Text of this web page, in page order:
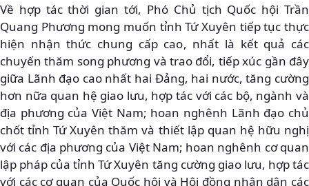
Về hợp tác thời gian tới, Phó Chủ tịch Quốc hội Trần
Quang Phương mong muốn tỉnh Tứ Xuyên tiếp tục thực
hiện nhận thức chung cấp cao, nhất là kết quả các
chuyến thăm song phương và trao đổi, tiếp xúc gần đây
giữa Lãnh đạo cao nhất hai Đảng, hai nước, tăng cường
hơn nữa quan hệ giao lưu, hợp tác với các bộ, ngành và
địa phương của Việt Nam; hoan nghênh Lãnh đạo chủ
chốt tỉnh Tứ Xuyên thăm và thiết lập quan hệ hữu nghị
với các địa phương của Việt Nam; hoan nghênh cơ quan
lập pháp của tỉnh Tứ Xuyên tăng cường giao lưu, hợp tác
với các cơ quan của Quốc hội và Hội đồng nhân dân các